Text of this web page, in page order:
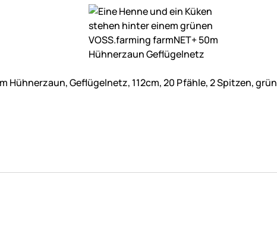
Hühnerzaun, Geflügelnetz, 112cm, 20 Pfähle, 2 Spitzen, grün